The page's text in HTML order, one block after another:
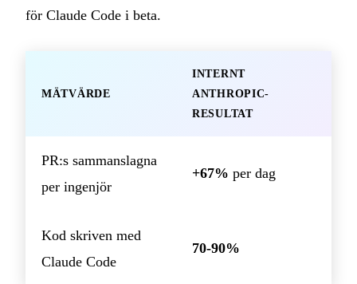
för Claude Code i beta.
MÄTVÄRDE
INTERNT
ANTHROPIC-
RESULTAT
PR:s sammanslagna
per ingenjör
+67% per dag
Kod skriven med
Claude Code
70-90%